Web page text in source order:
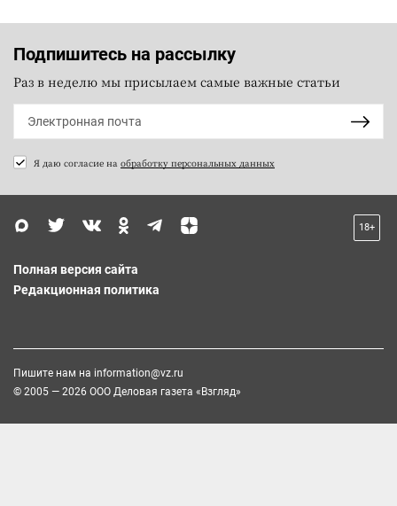
Подпишитесь на рассылку
Раз в неделю мы присылаем самые важные статьи
Я даю согласие на обработку персональных данных
18+
Полная версия сайта
Редакционная политика
Пишите нам на information@vz.ru
© 2005 — 2026 ООО Деловая газета «Взгляд»